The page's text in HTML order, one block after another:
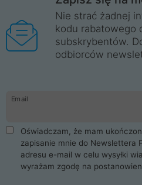
Nie strać żadnej
kodu rabatowego
subskrybentów.
odbiorców
Email
Oświadczam, że mam
zapisanie mnie do Newslettera
adresu e-mail w celu wysyłki
wyrażam zgodę na